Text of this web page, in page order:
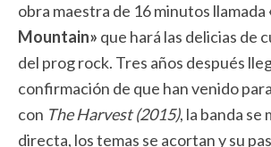
obra maestra de 16 minutos llamada
Mountain» que hará las delicias de
del prog rock. Tres años después
confirmación de que han venido
con The Harvest (2015), la banda se
directa, los temas se acortan y su